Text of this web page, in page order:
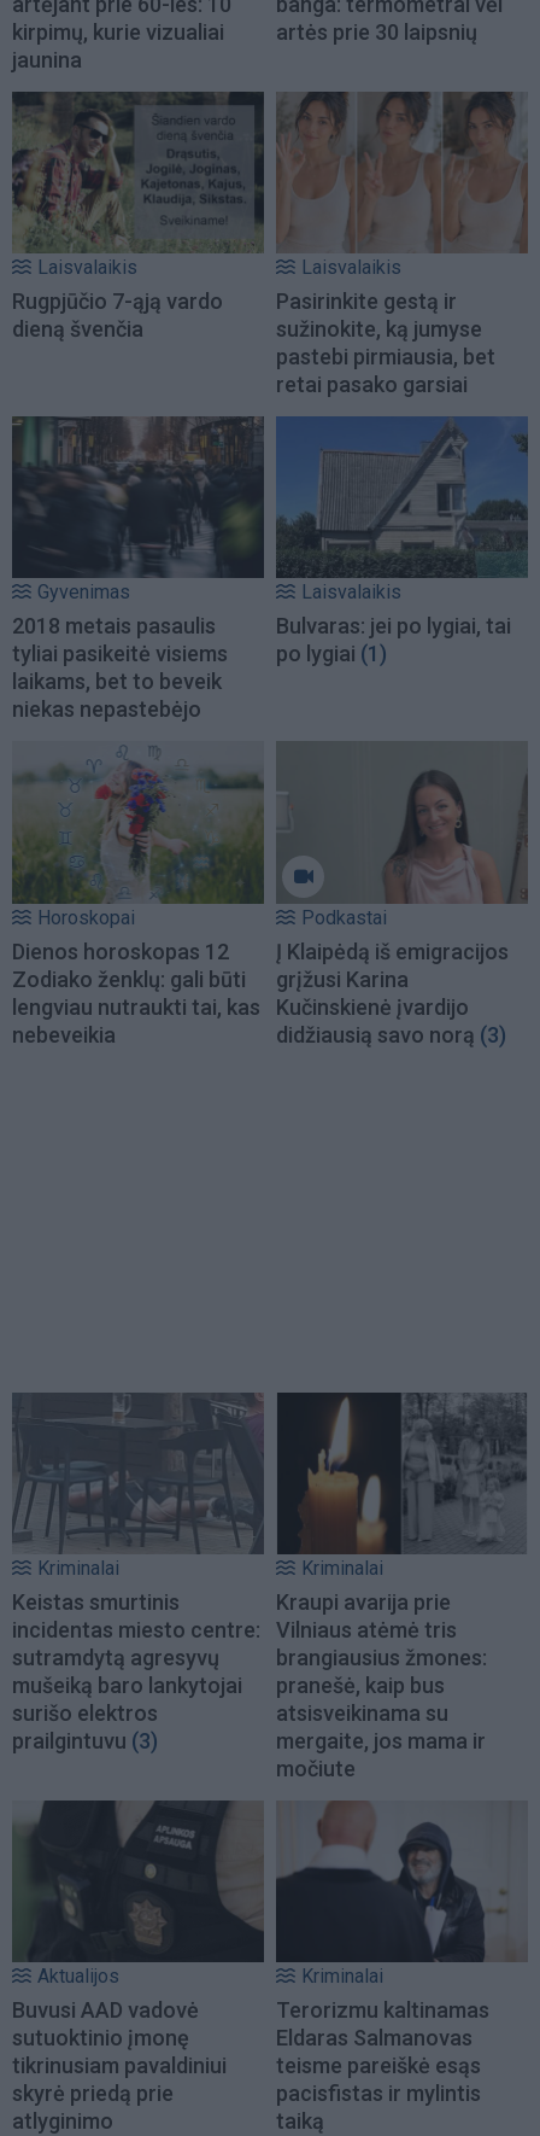
kirpimų, kurie vizualiai
jaunina
artės prie 30 laipsnių
Laisvalaikis
Rugpjūčio 7-ąją vardo
dieną švenčia
Laisvalaikis
Pasirinkite gestą ir
sužinokite, ką jumyse
pastebi pirmiausia, bet
retai pasako garsiai
Gyvenimas
2018 metais pasaulis
tyliai pasikeitė visiems
laikams, bet to beveik
niekas nepastebėjo
Laisvalaikis
Bulvaras: jei po lygiai, tai
po lygiai (1)
Horoskopai
Dienos horoskopas 12
Zodiako ženklų: gali būti
lengviau nutraukti tai, kas
nebeveikia
Podkastai
Į Klaipėdą iš emigracijos
grįžusi Karina
Kučinskienė įvardijo
didžiausią savo norą (3)
Kriminalai
Keistas smurtinis
incidentas miesto centre:
sutramdytą agresyvų
mušeiką baro lankytojai
surišo elektros
prailgintuvu (3)
Kriminalai
Kraupi avarija prie
Vilniaus atėmė tris
brangiausius žmones:
pranešė, kaip bus
atsisveikinama su
mergaite, jos mama ir
močiute
Aktualijos
Buvusi AAD vadovė
sutuoktinio įmonę
tikrinusiam pavaldiniui
skyrė priedą prie
atlyginimo
Kriminalai
Terorizmu kaltinamas
Eldaras Salmanovas
teisme pareiškė esąs
pacisfistas ir mylintis
taiką